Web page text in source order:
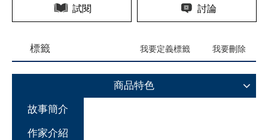
試閱 討論
標籤 我要定義標籤 我要刪除
商品特色
故事簡介
作家介紹